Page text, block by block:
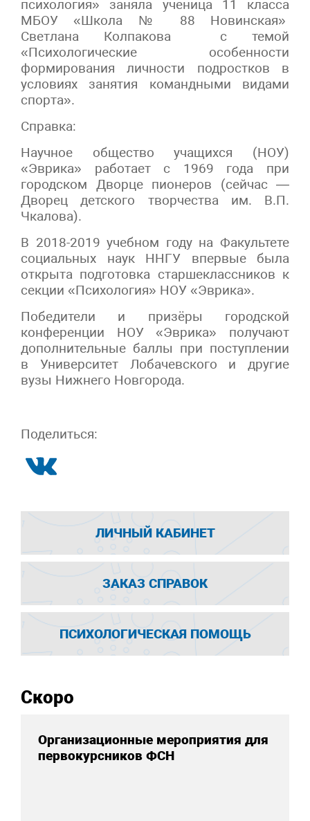
психология» заняла ученица 11 класса
МБОУ «Школа № 88 Новинская»
Светлана Колпакова с темой
«Психологические особенности
формирования личности подростков в
условиях занятия командными видами
спорта».
Справка:
Научное общество учащихся (НОУ)
«Эврика» работает с 1969 года при
городском Дворце пионеров (сейчас —
Дворец детского творчества им. В.П.
Чкалова).
В 2018-2019 учебном году на Факультете
социальных наук ННГУ впервые была
открыта подготовка старшеклассников к
секции «Психология» НОУ «Эврика».
Победители и призёры городской
конференции НОУ «Эврика» получают
дополнительные баллы при поступлении
в Университет Лобачевского и другие
вузы Нижнего Новгорода.
Поделиться:
ЛИЧНЫЙ КАБИНЕТ
ЗАКАЗ СПРАВОК
ПСИХОЛОГИЧЕСКАЯ ПОМОЩЬ
Скоро
Организационные мероприятия для
первокурсников ФСН